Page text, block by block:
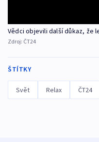
Vědci objevili další důkaz, že
Zdroj: ČT24
ŠTÍTKY
Svět Relax ČT24